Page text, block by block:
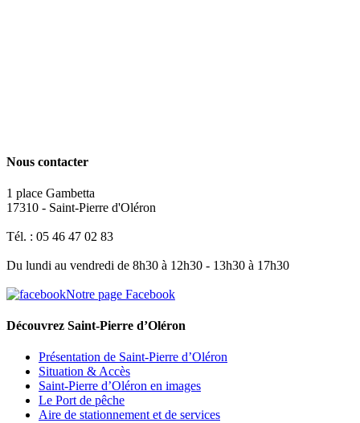
Nous contacter
1 place Gambetta
17310 - Saint-Pierre d'Oléron
Tél. : 05 46 47 02 83
Du lundi au vendredi de 8h30 à 12h30 - 13h30 à 17h30
Notre page Facebook
Découvrez Saint-Pierre d’Oléron
Présentation de Saint-Pierre d’Oléron
Situation & Accès
Saint-Pierre d’Oléron en images
Le Port de pêche
Aire de stationnement et de services